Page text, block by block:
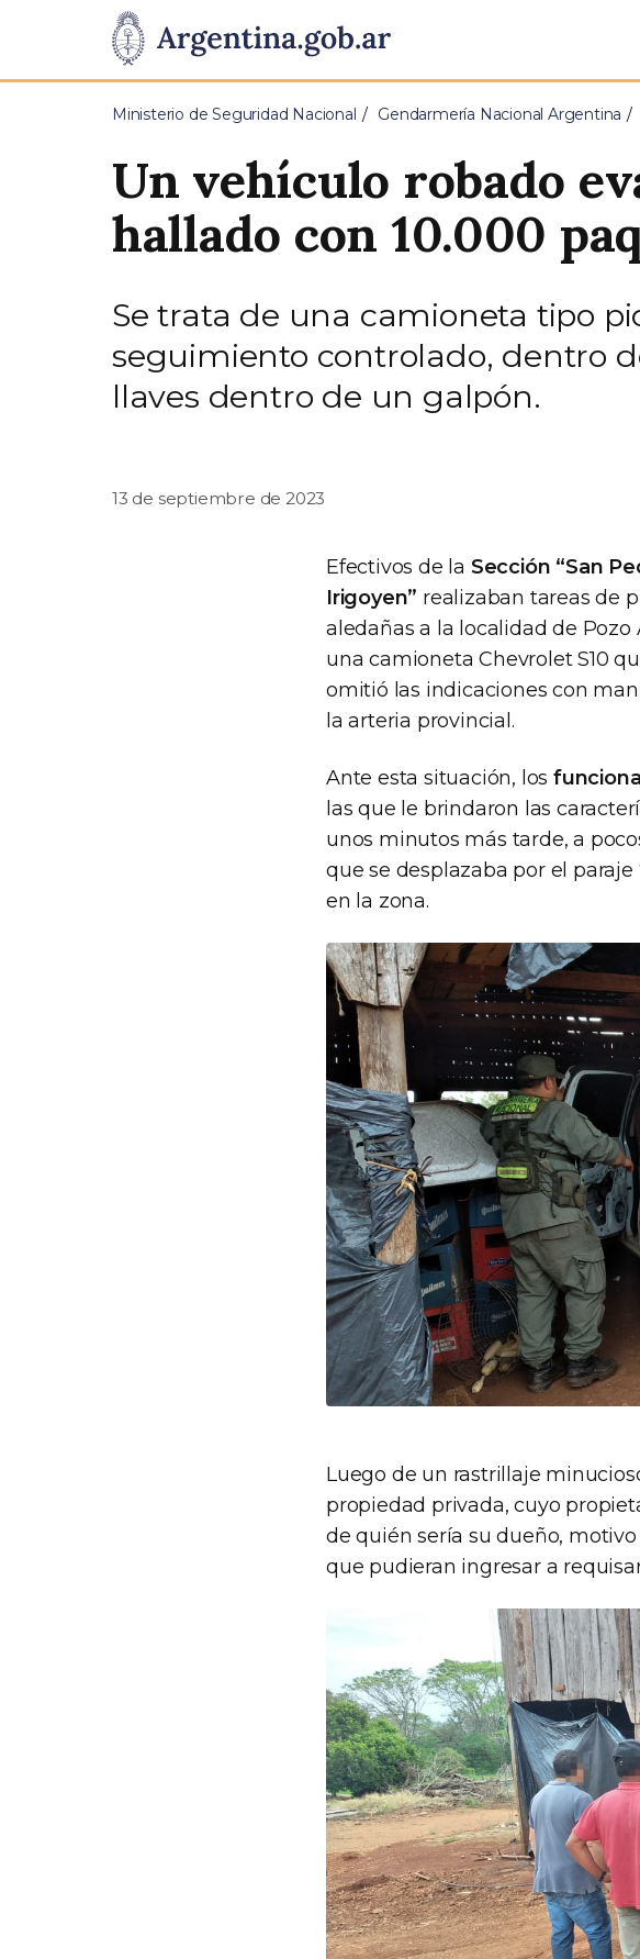
Presidencia
de
Pasar al contenido principal
Ministerio de Seguridad Nacional Gendarmería Nacional Argentina
Un vehículo robado
hallado con 10.000
Se trata de una camioneta tipo
seguimiento controlado, dentro
llaves dentro de un galpón.
13 de septiembre de 2023
Efectivos de la Sección “San
Irigoyen” realizaban tareas de
aledañas a la localidad de
una camioneta Chevrolet S10
omitió las indicaciones con
la arteria provincial.
Ante esta situación, los
las que le brindaron las
unos minutos más tarde, a
que se desplazaba por el
en la zona.
Luego de un rastrillaje
propiedad privada, cuyo
de quién sería su dueño,
que pudieran ingresar a